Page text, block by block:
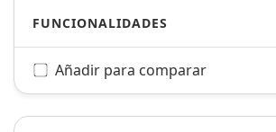
FUNCIONALIDADES
Añadir para comparar